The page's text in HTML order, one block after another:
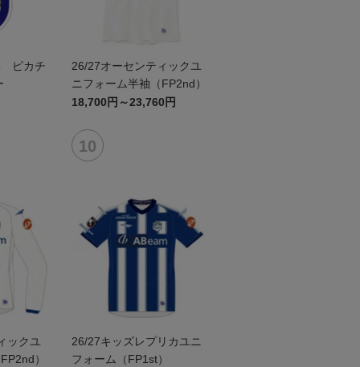
ピカチ
26/27オーセンティックユ
ニフォーム半袖（FP2nd）
18,700円～23,760円
ックユ
）
26/27キッズレプリカユニ
フォーム（FP1st）